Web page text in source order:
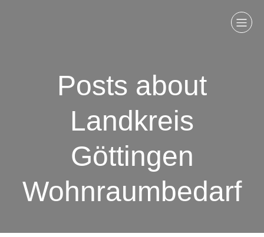
Posts about
Landkreis
Göttingen
Wohnraumbedarf